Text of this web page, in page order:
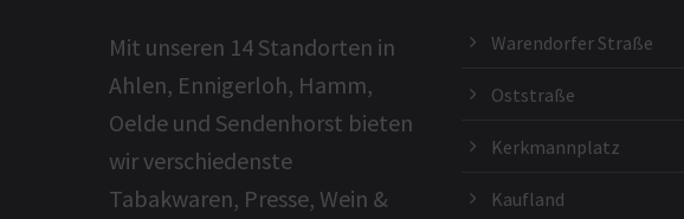
Mit unseren 14 Standorten in
Ahlen, Ennigerloh, Hamm,
Oelde und Sendenhorst bieten
wir verschiedenste
Tabakwaren, Presse, Wein &
Warendorfer Straße
Oststraße
Kerkmannplatz
Kaufland